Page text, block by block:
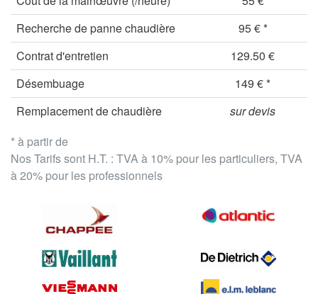
* à partir de
Nos Tarifs sont H.T. : TVA à 10% pour les particuliers, TVA
à 20% pour les professionnels
Recherche de panne chaudière
95 € *
Contrat d'entretien
129.50 €
Désembuage
149 € *
Remplacement de chaudière
sur devis